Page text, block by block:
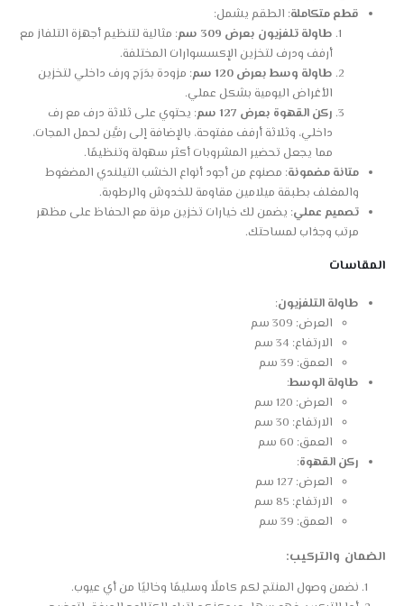
قطع متكاملة: الطقم يشمل:
طاولة تلفزيون بعرض 309 سم
: مثالية لتنظيم أجهزة التلفاز مع
أرفف ودرف لتخزين الإكسسوارات المختلفة.
طاولة وسط بعرض 120 سم
: مزودة بدَرَج ورف داخلي لتخزين
الأغراض اليومية بشكل عملي.
ركن القهوة بعرض 127 سم
: يحتوي على ثلاثة درف مع رف
داخلي، وثلاثة أرفف مفتوحة، بالإضافة إلى رفَّين لحمل المجات،
مما يجعل تحضير المشروبات أكثر سهولة وتنظيمًا.
متانة مضمونة: مصنوع من أجود أنواع الخشب التيلندي المضغوط
والمغلف بطبقة ميلامين مقاومة للخدوش والرطوبة.
تصميم عملي: يضمن لك خيارات تخزين مرنة مع الحفاظ على مظهر
مرتب وجذاب لمساحتك.
المقاسات
طاولة التلفزيون:
العرض: 309 سم
الارتفاع: 34 سم
العمق: 39 سم
طاولة الوسط:
العرض: 120 سم
الارتفاع: 30 سم
العمق: 60 سم
ركن القهوة:
العرض: 127 سم
الارتفاع: 85 سم
العمق: 39 سم
الضمان والتركيب:
نضمن وصول المنتج لكم كاملًا وسليمًا وخاليًا من أي عيوب.